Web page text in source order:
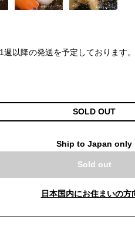
以降の発送を予定しております。
SOLD OUT
Ship to Japan only
Sold out
日本国内にお住まいの方